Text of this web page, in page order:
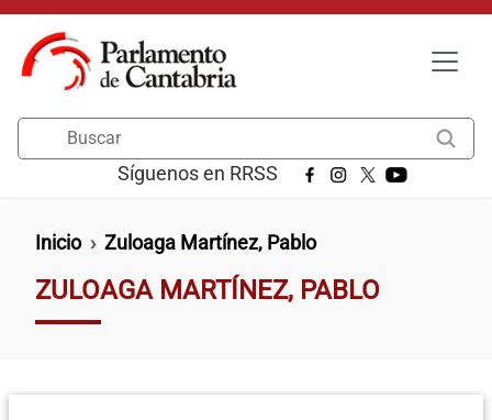
Pasar al contenido principal
Síguenos en RRSS
Ruta de navegación
Inicio Zuloaga Martínez, Pablo
ZULOAGA MARTÍNEZ, PABLO